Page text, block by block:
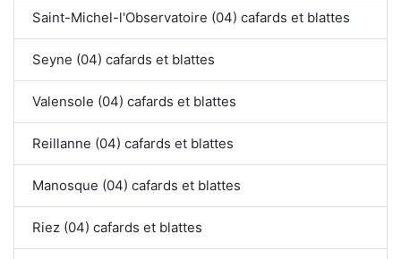
Saint-Michel-l'Observatoire (04) cafards et blattes
Seyne (04) cafards et blattes
Valensole (04) cafards et blattes
Reillanne (04) cafards et blattes
Manosque (04) cafards et blattes
Riez (04) cafards et blattes